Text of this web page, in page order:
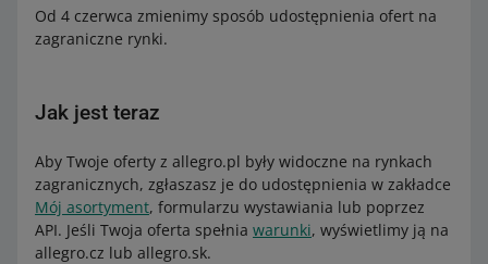
Od 4 czerwca zmienimy sposób udostępnienia ofert na
zagraniczne rynki.
Jak jest teraz
Aby Twoje oferty z allegro.pl były widoczne na rynkach
zagranicznych, zgłaszasz je do udostępnienia w zakładce
Mój asortyment, formularzu wystawiania lub poprzez
API. Jeśli Twoja oferta spełnia warunki, wyświetlimy ją na
allegro.cz lub allegro.sk.